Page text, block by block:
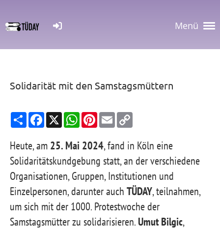
Menü
Solidarität mit den Samstagsmüttern
S
h
e
F
a
b
o
o
k
X
W
h
A
p
P
e
e
t
E
m
l
L
n
k
Heute, am 25. Mai 2024, fand in Köln eine
Solidaritätskundgebung statt, an der verschiedene
Organisationen, Gruppen, Institutionen und
Einzelpersonen, darunter auch TÜDAY, teilnahmen,
um sich mit der 1000. Protestwoche der
Samstagsmütter zu solidarisieren. Umut Bilgic,